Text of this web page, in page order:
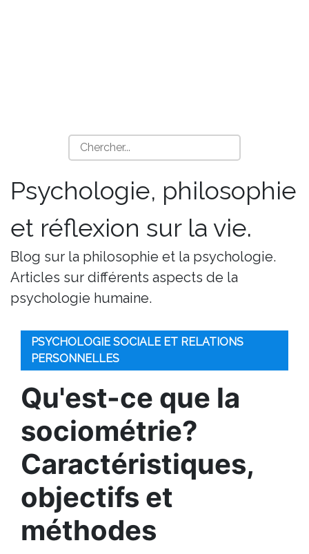
Psychologie, philosophie
et réflexion sur la vie.
Blog sur la philosophie et la psychologie.
Articles sur différents aspects de la
psychologie humaine.
PSYCHOLOGIE SOCIALE ET RELATIONS
PERSONNELLES
Qu'est-ce que la
sociométrie?
Caractéristiques,
objectifs et
méthodes